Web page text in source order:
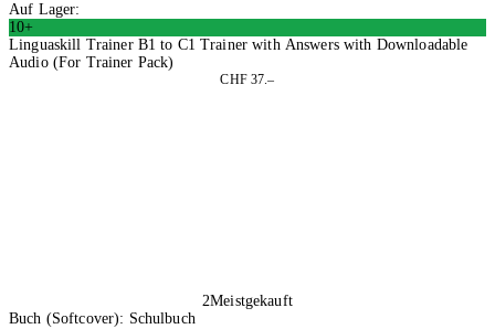
Auf Lager:
10+
Linguaskill Trainer B1 to C1 Trainer with Answers with Downloadable
Audio (For Trainer Pack)
CHF 37.–
2Meistgekauft
Buch (Softcover): Schulbuch